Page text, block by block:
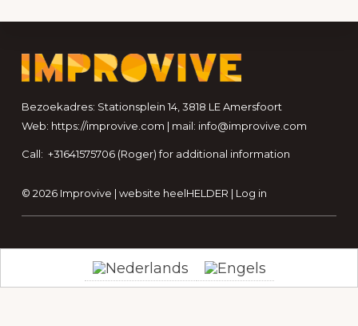
Footer
Bezoekadres: Stationsplein 14, 3818 LE Amersfoort
Web: https://improvive.com | mail: info@improvive.com
Call: +31641575706 (Roger) for additional information
© 2026 Improvive | website heelHELDER | Log in